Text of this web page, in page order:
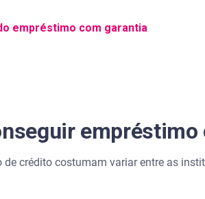
empréstimo com garantia
crédito costumam variar entre as